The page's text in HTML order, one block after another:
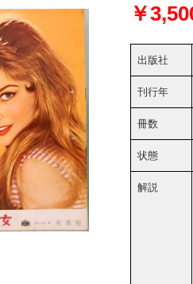
￥
出版社
刊行年
冊数
状態
解説